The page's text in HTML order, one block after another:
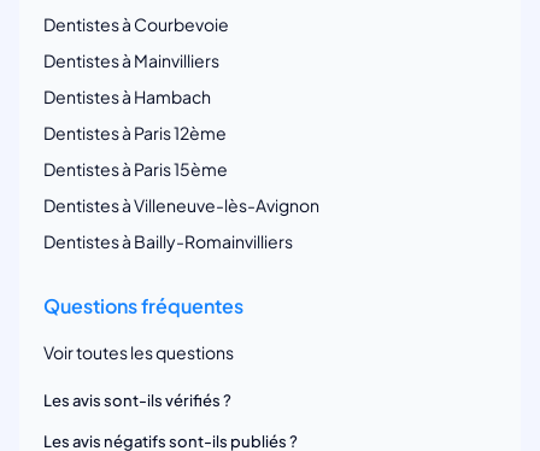
Dentistes à Courbevoie
Dentistes à Mainvilliers
Dentistes à Hambach
Dentistes à Paris 12ème
Dentistes à Paris 15ème
Dentistes à Villeneuve-lès-Avignon
Dentistes à Bailly-Romainvilliers
Questions fréquentes
Voir toutes les questions
Les avis sont-ils vérifiés ?
Les avis négatifs sont-ils publiés ?